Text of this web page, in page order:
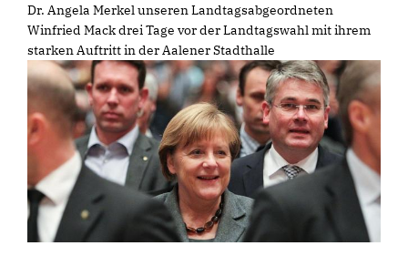
Dr. Angela Merkel unseren Landtagsabgeordneten
Winfried Mack drei Tage vor der Landtagswahl mit ihrem
starken Auftritt in der Aalener Stadthalle